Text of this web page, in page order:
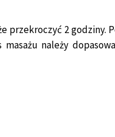
przekroczyć 2 godziny.
należy